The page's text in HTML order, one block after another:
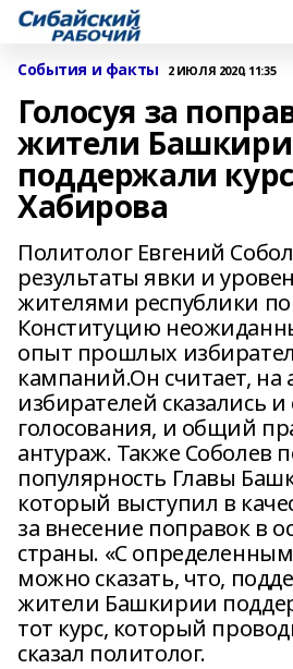
События и факты 2 ИЮЛЯ 2020, 11:35
Голосуя за
жители
поддержали
Хабирова
Политолог Евгений
результаты явки и
жителями республики
Конституцию
опыт прошлых
кампаний.Он считает, на
избирателей сказались
голосования, и общий
антураж. Также Соболев
популярность Главы
который выступил в
за внесение поправок в
страны. «С
можно сказать, что,
жители Башкирии
тот курс, который
сказал политолог.